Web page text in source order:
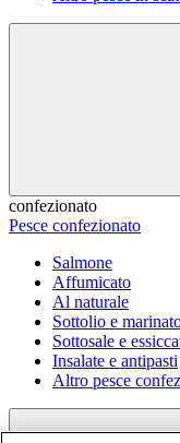
confezionato
Pesce confezionato
Salmone
Affumicato
Al naturale
Sottolio e
Sottosale e
Insalate e antipasti
Altro pesce